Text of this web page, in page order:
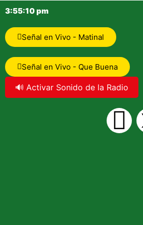
3:55:11 pm
Señal en Vivo - Matinal
Señal en Vivo - Que Buena
🔊 Activar Sonido de la Radio